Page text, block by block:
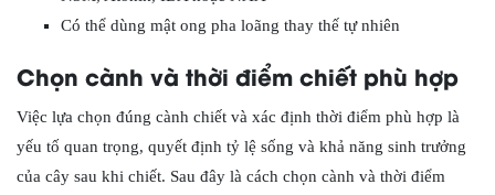
Có thể dùng mật ong pha loãng thay thế tự nhiên
Chọn cành và thời điểm chiết phù hợp
Việc lựa chọn đúng cành chiết và xác định thời điểm phù hợp là
yếu tố quan trọng, quyết định tỷ lệ sống và khả năng sinh trưởng
của cây sau khi chiết. Sau đây là cách chọn cành và thời điểm